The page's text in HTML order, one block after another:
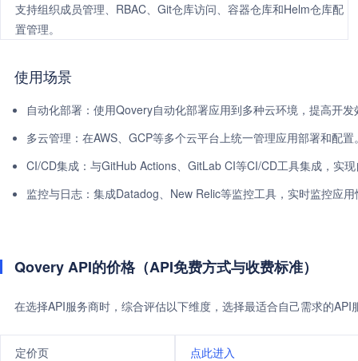
支持组织成员管理、RBAC、Git仓库访问、容器仓库和Helm仓库配
置管理。
使用场景
自动化部署：使用Qovery自动化部署应用到多种云环境，提高开发
多云管理：在AWS、GCP等多个云平台上统一管理应用部署和配置
CI/CD集成：与GitHub Actions、GitLab CI等CI/CD工具集成，实
监控与日志：集成Datadog、New Relic等监控工具，实时监控应
Qovery API的价格（API免费方式与收费标准）
在选择API服务商时，综合评估以下维度，选择最适合自己需求的
定价页 点此进入